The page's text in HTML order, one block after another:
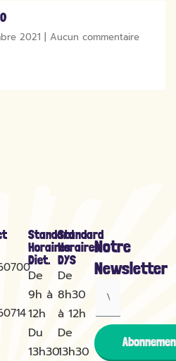
2021 Aucun commentaire
Standard
Horaires
Diet.
De
9h à
12h
Du
13h30
Standard
Horaires
DYS
De
8h30
à 12h
De
13h30
Notre
Newsletter